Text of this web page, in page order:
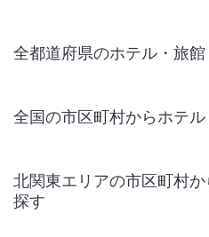
全都道府県のホテル・旅
全国の市区町村からホテ
北関東エリアの市区町村
探す